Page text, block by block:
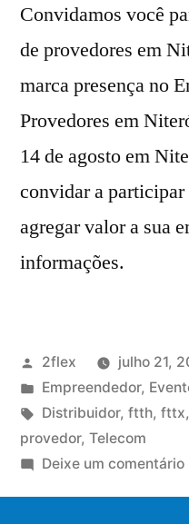
Convidamos você
de provedores em
marca presença no
Provedores em
14 de agosto em
convidar a
agregar valor a sua
informações.
2flex
julho 21,
Empreendedor,
Distribuidor, ftth, fttx,
provedor, Telecom
Deixe um comentário